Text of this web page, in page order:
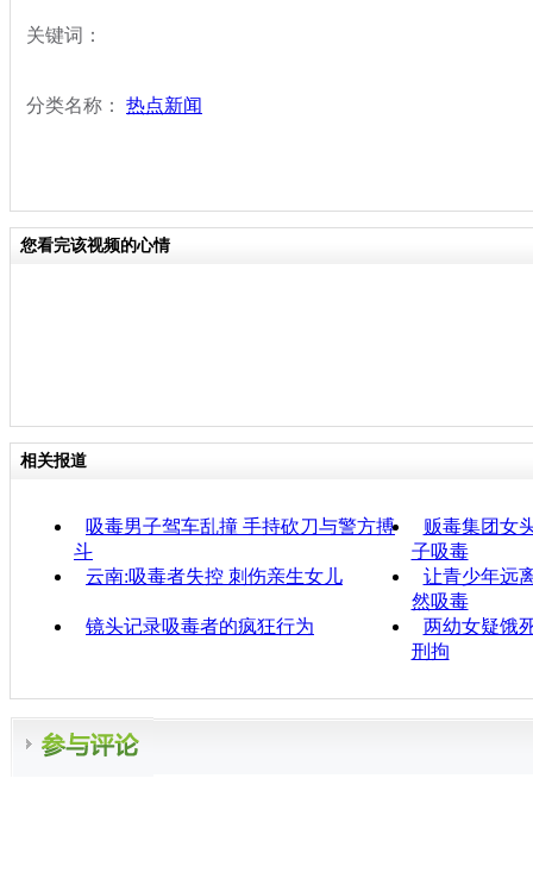
关键词：
分类名称： 热点新闻
您看完该视频的心情
相关报道
吸毒男子驾车乱撞 手持砍刀与警方搏
斗
贩毒集团女
子吸毒
云南:吸毒者失控 刺伤亲生女儿
让青少年远
然吸毒
镜头记录吸毒者的疯狂行为
两幼女疑饿
刑拘